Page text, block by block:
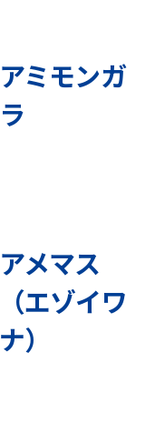
アミモンガ
ラ
アメマス
（エゾイワ
ナ）